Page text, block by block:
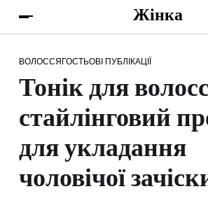
Жінка
ВОЛОССЯ ГОСТЬОВІ ПУБЛІКАЦІЇ
Тонік для
стайлінговий
для укладання
чоловічої